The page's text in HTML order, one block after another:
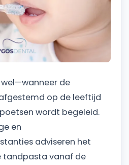
de
op de leeftijd
wordt begeleid.
en
adviseren het
tandpasta vanaf de